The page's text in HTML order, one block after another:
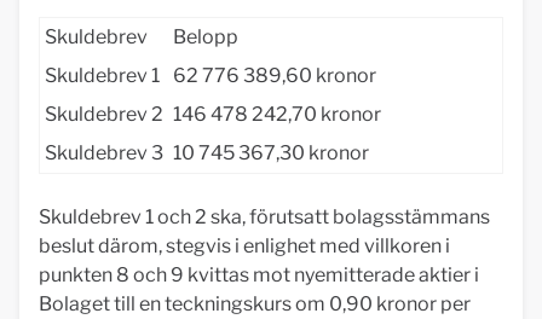
Skuldebrev
Belopp
Skuldebrev 1
62 776 389,60 kronor
Skuldebrev 2 146 478 242,70 kronor
Skuldebrev 3 10 745 367,30 kronor
Skuldebrev 1 och 2 ska, förutsatt bolagsstämmans
beslut därom, stegvis i enlighet med villkoren i
punkten 8 och 9 kvittas mot nyemitterade aktier i
Bolaget till en teckningskurs om 0,90 kronor per